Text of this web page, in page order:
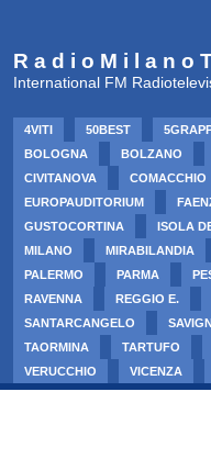
R a d i o M i l a n o
International FM
4VITI 50BEST
BOLOGNA
BOLZANO
CIVITANOVA
COMACCHIO
EUROPAUDITORIUM
GUSTOCORTINA
ISOLA
MILANO
MIRABILANDIA
PALERMO
PARMA
RAVENNA
REGGIO E.
SANTARCANGELO
TAORMINA
TARTUFO
VERUCCHIO
VICENZA